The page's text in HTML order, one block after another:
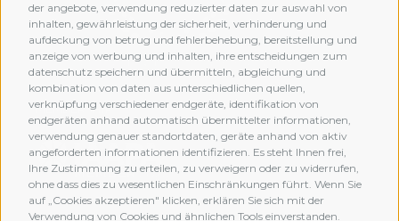
der angebote, verwendung reduzierter daten zur auswahl von
inhalten, gewährleistung der sicherheit, verhinderung und
aufdeckung von betrug und fehlerbehebung, bereitstellung und
anzeige von werbung und inhalten, ihre entscheidungen zum
datenschutz speichern und übermitteln, abgleichung und
kombination von daten aus unterschiedlichen quellen,
verknüpfung verschiedener endgeräte, identifikation von
endgeräten anhand automatisch übermittelter informationen,
verwendung genauer standortdaten, geräte anhand von aktiv
angeforderten informationen identifizieren. Es steht Ihnen frei,
Ihre Zustimmung zu erteilen, zu verweigern oder zu widerrufen,
ohne dass dies zu wesentlichen Einschränkungen führt. Wenn Sie
auf „Cookies akzeptieren" klicken, erklären Sie sich mit der
Verwendung von Cookies und ähnlichen Tools einverstanden.
MEMBERSHIP